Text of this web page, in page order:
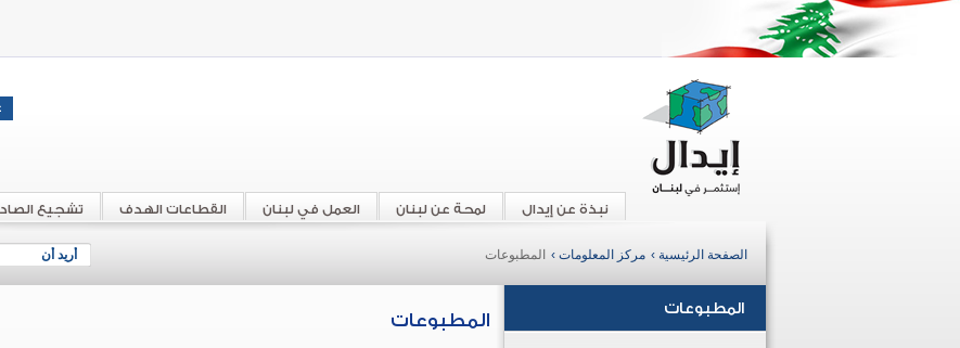
تشجيع القطاعات الهدف العمل في لبنان لمحة عن لبنان نبذة عن إيدال
أريد أن الصفحة الرئيسية › مركز المعلومات › المطبوعات
المطبوعات
المطبوعات